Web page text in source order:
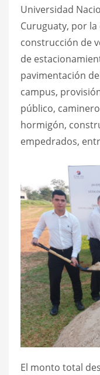
Universidad
Curuguaty, por
construcción de
de
pavimentación
campus,
público,
hormigón,
empedrados,
El monto total